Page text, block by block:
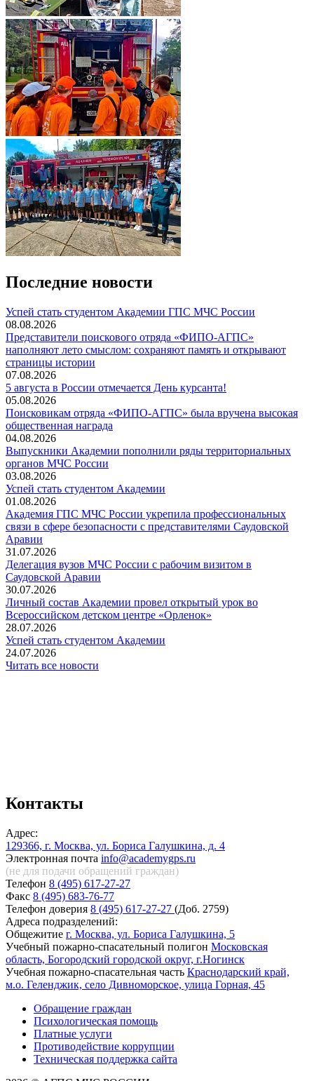
Последние новости
️Успей стать студентом Академии ГПС МЧС России
08.08.2026
Представители поискового отряда «ФИПО-АГПС»
наполняют лето смыслом: сохраняют память и открывают
страницы истории
07.08.2026
5 августа в России отмечается День курсанта!
05.08.2026
Поисковикам отряда «ФИПО-АГПС» была вручена высокая
общественная награда
04.08.2026
Выпускники Академии пополнили ряды территориальных
органов МЧС России
03.08.2026
Успей стать студентом Академии
01.08.2026
Академия ГПС МЧС России укрепила профессиональных
связи в сфере безопасности с представителями Саудовской
Аравии
31.07.2026
Делегация вузов МЧС России с рабочим визитом в
Саудовской Аравии
30.07.2026
Личный состав Академии провел открытый урок во
Всероссийском детском центре «Орленок»
28.07.2026
️Успей стать студентом Академии
24.07.2026
Читать все новости
Контакты
Адрес:
129366, г. Москва, ул. Бориса Галушкина, д. 4
Электронная почта info@academygps.ru
(не для подачи обращений граждан)
Телефон 8 (495) 617-27-27
Факс 8 (495) 683-76-77
Телефон доверия 8 (495) 617-27-27 (Доб. 2759)
Адреса подразделений:
Общежитие г. Москва, ул. Бориса Галушкина, 5
Учебный пожарно-спасательный полигон Московская
область, Богородский городской округ, г.Ногинск
Учебная пожарно-спасательная часть Краснодарский край,
м.о. Геленджик, село Дивноморское, улица Горная, 45
Обращение граждан
Психологическая помощь
Платные услуги
Противодействие коррупции
Техническая поддержка сайта